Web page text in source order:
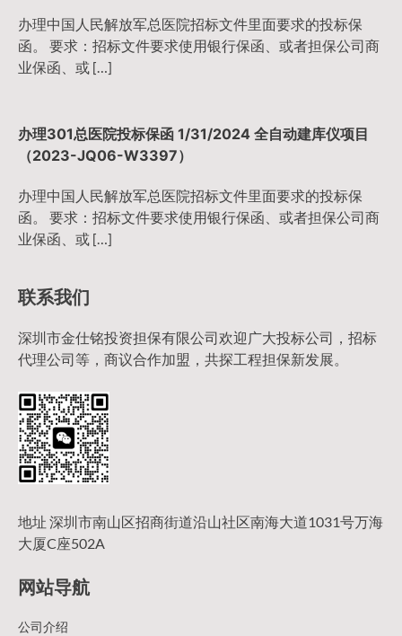
办理中国人民解放军总医院招标文件里面要求的投标保
函。 要求：招标文件要求使用银行保函、或者担保公司商
业保函、或 […]
办理301总医院投标保函 1/31/2024 全自动建库仪项目
（2023-JQ06-W3397）
办理中国人民解放军总医院招标文件里面要求的投标保
函。 要求：招标文件要求使用银行保函、或者担保公司商
业保函、或 […]
联系我们
深圳市金仕铭投资担保有限公司欢迎广大投标公司，招标
代理公司等，商议合作加盟，共探工程担保新发展。
地址 深圳市南山区招商街道沿山社区南海大道1031号万海
大厦C座502A
网站导航
公司介绍